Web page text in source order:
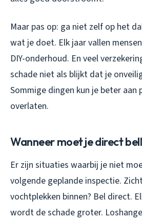
Maar pas op: ga niet zelf op het
wat je doet. Elk jaar vallen
DIY-onderhoud. En veel
schade niet als blijkt dat je
Sommige dingen kun je beter aan
overlaten.
Wanneer moet je direct
Er zijn situaties waarbij je niet
volgende geplande inspectie.
vochtplekken binnen? Bel direct.
wordt de schade groter.